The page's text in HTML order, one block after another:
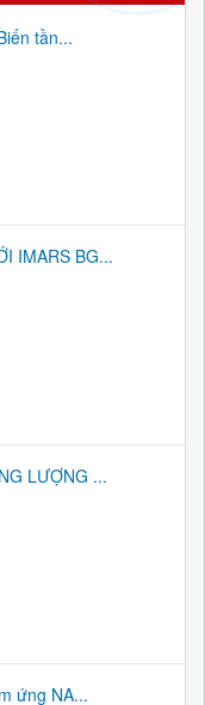
tần...
IMARS BG...
LƯỢNG ...
ứng NA...